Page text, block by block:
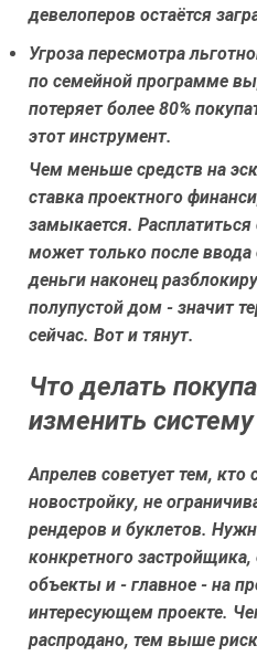
девелоперов остаётся
Угроза пересмотра
по семейной программе
потеряет более 80%
этот инструмент.
Чем меньше средств на
ставка проектного
замыкается.
может только после ввода
деньги наконец
полупустой дом - значит
сейчас. Вот и тянут.
Что делать
изменить систему
Апрелев советует тем, кто
новостройку, не
рендеров и буклетов.
конкретного
объекты и - главное - на
интересующем проекте.
распродано, тем выше